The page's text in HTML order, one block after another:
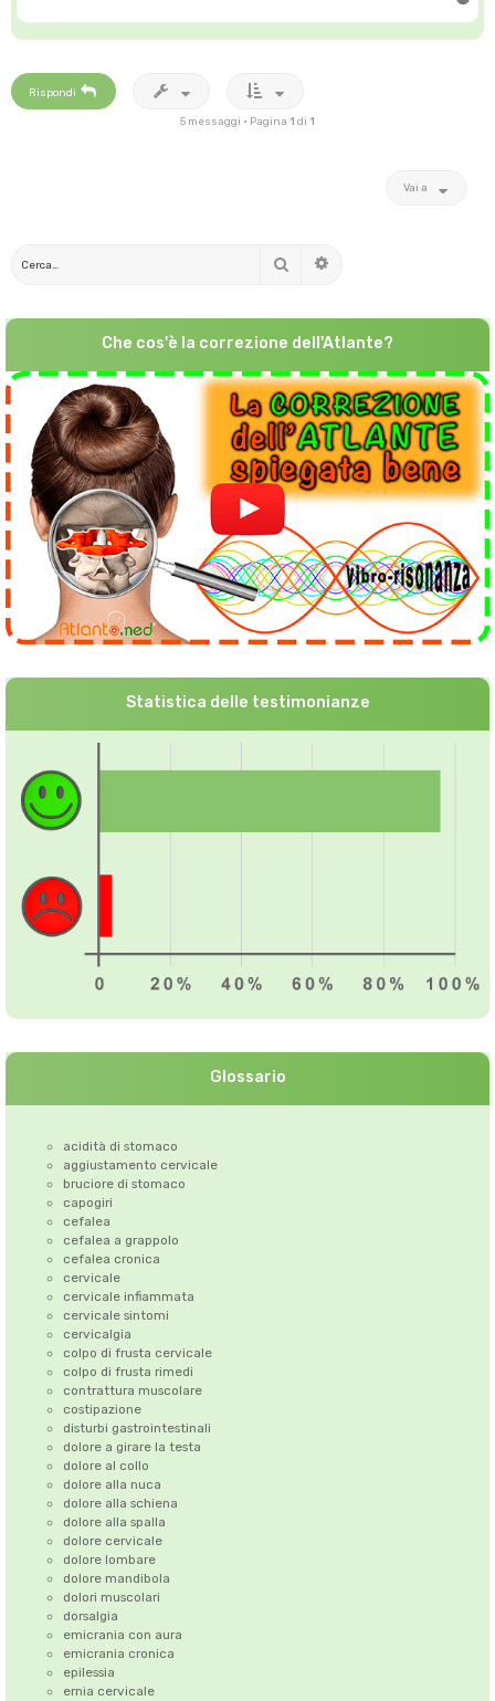
p
Rispondi
5 messaggi • Pagina 1 di 1
Vai a
Cerca
Che cos'è la correzione dell'Atlante?
Statistica delle testimonianze
Glossario
acidità di stomaco
aggiustamento cervicale
bruciore di stomaco
capogiri
cefalea
cefalea a grappolo
cefalea cronica
cervicale
cervicale infiammata
cervicale sintomi
cervicalgia
colpo di frusta cervicale
colpo di frusta rimedi
contrattura muscolare
costipazione
disturbi gastrointestinali
dolore a girare la testa
dolore al collo
dolore alla nuca
dolore alla schiena
dolore alla spalla
dolore cervicale
dolore lombare
dolore mandibola
dolori muscolari
dorsalgia
emicrania con aura
emicrania cronica
epilessia
ernia cervicale